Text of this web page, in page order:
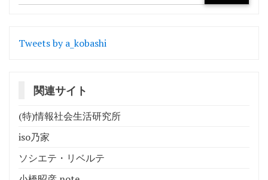
Tweets by a_kobashi
関連サイト
(特)情報社会生活研究所
iso乃家
ソシエテ・リベルテ